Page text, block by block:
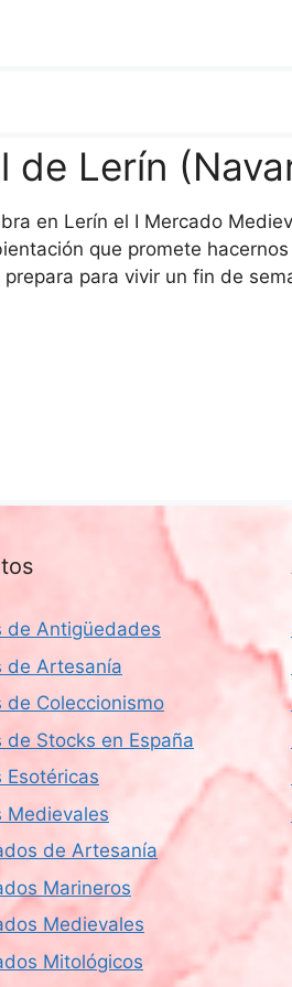
de Lerín
en Lerín el I Mercado
que promete
para vivir un fin de
de Antigüedades
de Artesanía
de Coleccionismo
de Stocks en España
Esotéricas
Medievales
de Artesanía
Marineros
Medievales
Mitológicos